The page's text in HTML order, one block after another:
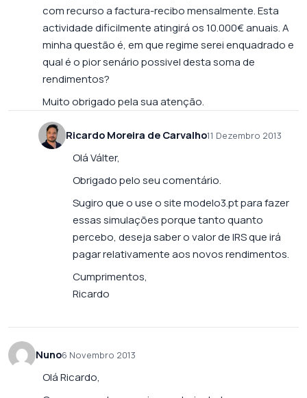
com recurso a factura-recibo mensalmente. Esta
actividade dificilmente atingirá os 10.000€ anuais. A
minha questão é, em que regime serei enquadrado e
qual é o pior senário possivel desta soma de
rendimentos?
Muito obrigado pela sua atenção.
Ricardo Moreira de Carvalho11 Dezembro 2013
Olá Válter,
Obrigado pelo seu comentário.
Sugiro que o use o sitemodelo3.ptpara fazer
essas simulações porque tanto quanto
percebo, deseja saber o valor de IRS que irá
pagar relativamente aos novos rendimentos.
Cumprimentos,
Ricardo
Nuno6 Novembro 2013
Olá Ricardo,